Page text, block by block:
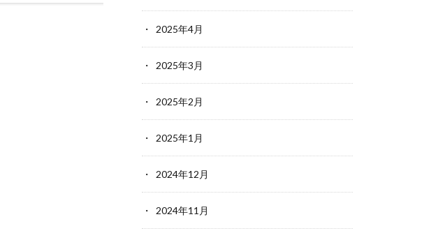
2025年4月
2025年3月
2025年2月
2025年1月
2024年12月
2024年11月